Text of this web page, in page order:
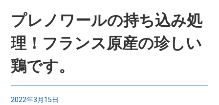
プレノワールの持ち込み処
理！フランス原産の珍しい
鶏です。
2022年3月15日